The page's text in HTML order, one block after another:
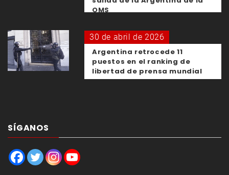
OMS
30 de abril de 2026
Argentina retrocede 11
puestos en el ranking de
libertad de prensa mundial
SÍGANOS